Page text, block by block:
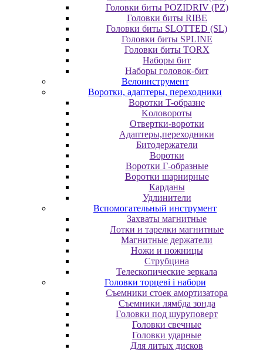
Головки биты POZIDRIV (PZ)
Головки биты RIBE
Головки биты SLOTTED (SL)
Головки биты SPLINE
Головки биты TORX
Наборы бит
Наборы головок-бит
Велоинструмент
Воротки, адаптеры, переходники
Bopoтки T-oбpaзне
Koлoвopoты
Oтвepтки-вopoтки
Адаптеры,переходники
Битодержатели
Воротки
Воротки Г-образные
Воротки шарнирные
Карданы
Удлинители
Вспомогательный инструмент
Захваты магнитные
Лотки и тарелки магнитные
Магнитные держатели
Ножи и ножницы
Струбцина
Телескопические зеркала
Головки торцеві і набори
Cъeмники cтoeк aмopтизaтopa
Cъeмники лямбдa зoндa
Гoлoвки пoд шуpупoвepт
Головки свечные
Головки ударные
Для литых дисков